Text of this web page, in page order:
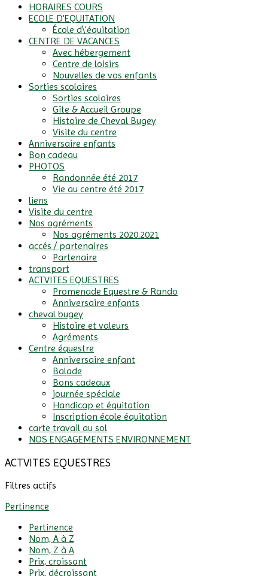
HORAIRES COURS
ECOLE D'EQUITATION
École d\'équitation
CENTRE DE VACANCES
Avec hébergement
Centre de loisirs
Nouvelles de vos enfants
Sorties scolaires
Sorties scolaires
Gîte & Accueil Groupe
Histoire de Cheval Bugey
Visite du centre
Anniversaire enfants
Bon cadeau
PHOTOS
Randonnée été 2017
Vie au centre été 2017
liens
Visite du centre
Nos agréments
Nos agréments 2020.2021
accés / partenaires
Partenaire
transport
ACTVITES EQUESTRES
Promenade Equestre & Rando
Anniversaire enfants
cheval bugey
Histoire et valeurs
Agréments
Centre équestre
Anniversaire enfant
Balade
Bons cadeaux
journée spéciale
Handicap et équitation
Inscription école équitation
carte travail au sol
NOS ENGAGEMENTS ENVIRONNEMENT
ACTVITES EQUESTRES
Filtres actifs
Pertinence
Pertinence
Nom, A à Z
Nom, Z à A
Prix, croissant
Prix, décroissant